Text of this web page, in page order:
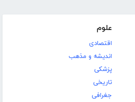
علوم
اقتصادی
اندیشه و مذهب
پزشکی
تاریخی
جغرافی